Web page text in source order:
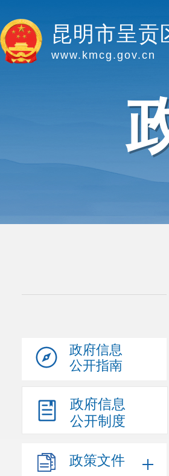
昆明市呈贡
www.kmcg.gov.cn
政府信息
公开指南
政府信息
公开制度
政策文件